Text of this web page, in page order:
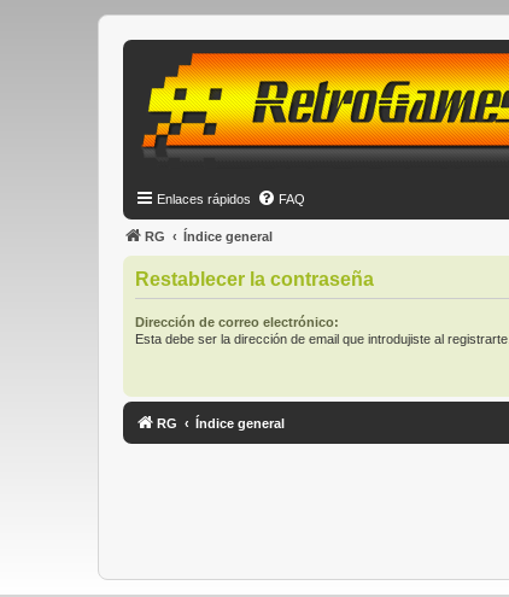
Enlaces rápidos FAQ
RG Índice general
Restablecer la contraseña
Dirección de correo electrónico:
Esta debe ser la dirección de email que introdujiste al registrarte.
RG Índice general